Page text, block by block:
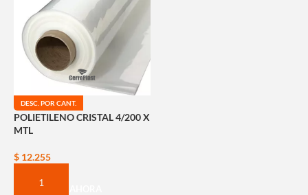
DESC. POR CANT.
POLIETILENO CRISTAL 4/200 X
MTL
$ 12.255
COMPRAR AHORA